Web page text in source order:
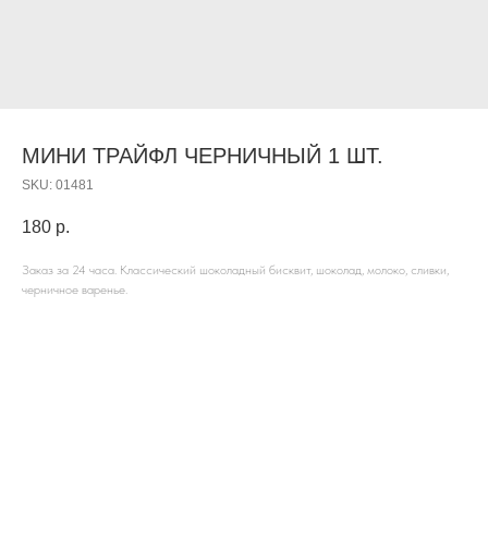
МИНИ ТРАЙФЛ ЧЕРНИЧНЫЙ 1 ШТ.
SKU: 01481
180 р.
Заказ за 24 часа. Классический шоколадный бисквит, шоколад, молоко, сливки,
черничное варенье.